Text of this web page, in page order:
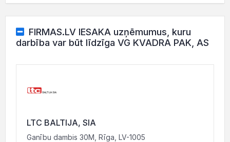
FIRMAS.LV IESAKA uzņēmumus, kuru
darbība var būt līdzīga VG KVADRA PAK, AS
LTC BALTIJA, SIA
Ganību dambis 30M, Rīga, LV-1005